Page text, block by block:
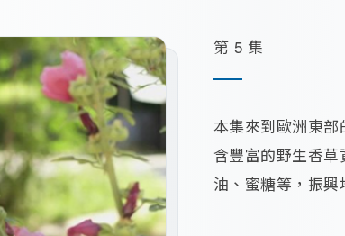
第 5 集
本集來到歐洲東
含豐富的野生香
油、蜜糖等，振